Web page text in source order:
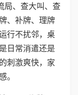
局、查大叫、查
、补牌、理牌
行不扰邻，桌
日常消遣还是
刺激爽快，家
。